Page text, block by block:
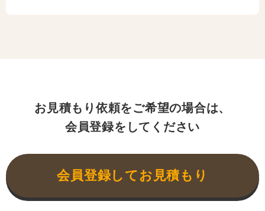
お見積もり依頼をご希望の場合は、
会員登録をしてください
会員登録してお見積もり